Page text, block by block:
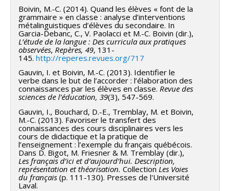
Boivin, M.-C. (2014). Quand les élèves « font de la
grammaire » en classe : analyse d’interventions
métalinguistiques d’élèves du secondaire. In
Garcia-Debanc, C., V. Paolacci et M.-C. Boivin (dir.),
L’étude de la langue : Des curricula aux pratiques
observées, Repères, 49, 131-
145. http://reperes.revues.org/717
Gauvin, I. et Boivin, M.-C. (2013). Identifier le
verbe dans le but de l’accorder : l’élaboration des
connaissances par les élèves en classe. Revue des
sciences de l’éducation, 39(3), 547-569.
Gauvin, I., Bouchard, D.-E., Tremblay, M. et Boivin,
M.-C. (2013). Favoriser le transfert des
connaissances des cours disciplinaires vers les
cours de didactique et la pratique de
l’enseignement : l’exemple du français québécois.
Dans D. Bigot, M. Friesner & M. Tremblay (dir.),
Les français d’ici et d’aujourd’hui. Description,
représentation et théorisation. Collection Les Voies
du français (p. 111-130). Presses de l'Université
Laval.